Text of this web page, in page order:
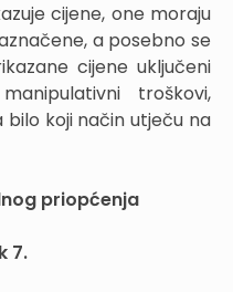
cijene, one moraju
a posebno se
cijene uključeni
troškovi,
koji način utječu na
priopćenja
7.